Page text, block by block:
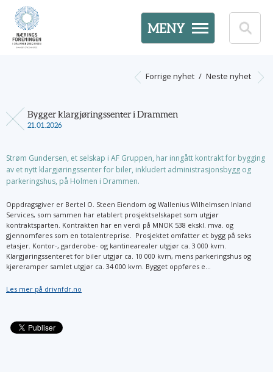
MENY
Neste nyhet
/
Forrige nyhet
Bygger klargjøringssenter i Drammen
21.01.2026
Strøm Gundersen, et selskap i AF Gruppen, har inngått kontrakt for bygging
av et nytt klargjøringssenter for biler, inkludert administrasjonsbygg og
parkeringshus, på Holmen i Drammen.
Oppdragsgiver er Bertel O. Steen Eiendom og Wallenius Wilhelmsen Inland
Services, som sammen har etablert prosjektselskapet som utgjør
kontraktsparten. Kontrakten har en verdi på MNOK 538 ekskl. mva. og
gjennomføres som en totalentreprise. Prosjektet omfatter et bygg på seks
etasjer. Kontor-, garderobe- og kantinearealer utgjør ca. 3 000 kvm.
Klargjøringssenteret for biler utgjør ca. 10 000 kvm, mens parkeringshus og
kjøreramper samlet utgjør ca. 34 000 kvm. Bygget oppføres e...
Les mer på drivnfdr.no